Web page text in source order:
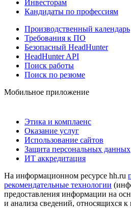
Инвесторам
Кандидаты по профессиям
Производственный календарь
Требования к ПО
Безопасный HeadHunter
HeadHunter API
Поиск работы
Поиск по резюме
Мобильное приложение
Этика и комплаенс
Оказание услуг
Использование сайтов
Защита персональных данных
ИТ аккредитация
На информационном ресурсе hh.ru
рекомендательные технологии
предоставления информации на
и анализа сведений, относящихся